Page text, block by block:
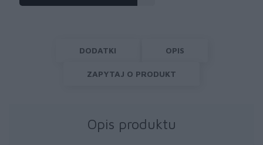
DODATKI OPIS
ZAPYTAJ O PRODUKT
Opis produktu